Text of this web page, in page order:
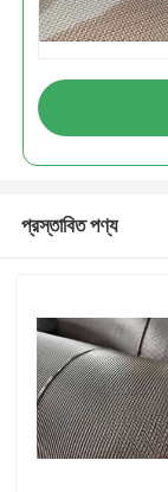
প্রস্তাবিত পণ্য